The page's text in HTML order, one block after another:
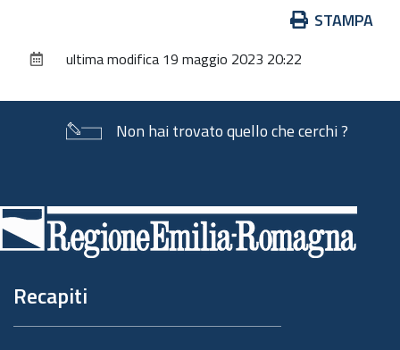
documento
STAMPA
ultima modifica 19 maggio 2023 20:22
Non hai trovato quello che cerchi ?
di
pagina
Recapiti